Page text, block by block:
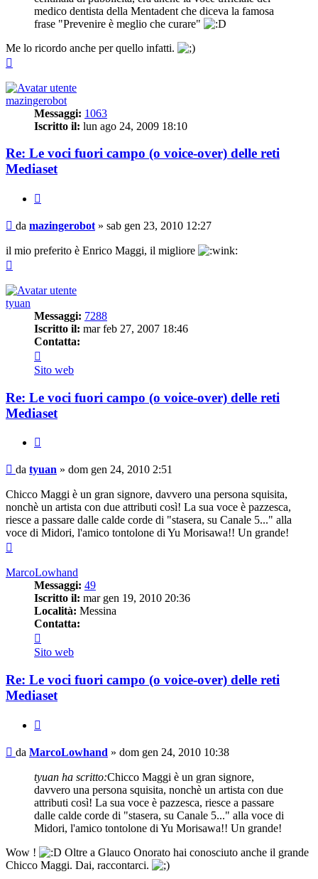
medico dentista della Mentadent che diceva la famosa
frase "Prevenire è meglio che curare"
Me lo ricordo anche per quello infatti.
mazingerobot
Messaggi: 1063
Iscritto il: lun ago 24, 2009 18:10
Re: Le voci fuori campo (o voice-over) delle reti
Mediaset
Messaggio
da mazingerobot » sab gen 23, 2010 12:27
il mio preferito è Enrico Maggi, il migliore
tyuan
Messaggi: 7288
Iscritto il: mar feb 27, 2007 18:46
Contatta:
tyuan
Sito web
Re: Le voci fuori campo (o voice-over) delle reti
Mediaset
Messaggio
da tyuan » dom gen 24, 2010 2:51
Chicco Maggi è un gran signore, davvero una persona squisita,
nonchè un artista con due attributi così! La sua voce è pazzesca,
riesce a passare dalle calde corde di "stasera, su Canale 5..." alla
voce di Midori, l'amico tontolone di Yu Morisawa!! Un grande!
MarcoLowhand
Messaggi: 49
Iscritto il: mar gen 19, 2010 20:36
Località: Messina
Contatta:
MarcoLowhand
Sito web
Re: Le voci fuori campo (o voice-over) delle reti
Mediaset
Messaggio
da MarcoLowhand » dom gen 24, 2010 10:38
tyuan ha scritto:Chicco Maggi è un gran signore,
davvero una persona squisita, nonchè un artista con due
attributi così! La sua voce è pazzesca, riesce a passare
dalle calde corde di "stasera, su Canale 5..." alla voce di
Midori, l'amico tontolone di Yu Morisawa!! Un grande!
Wow !
Oltre a Glauco Onorato hai conosciuto anche il grande
Chicco Maggi. Dai, raccontarci.